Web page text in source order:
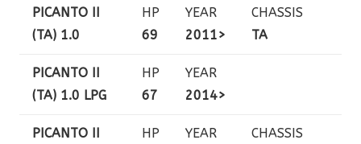
PICANTO II
(TA) 1.0
HP
69
YEAR
2011>
CHASSIS
TA
PICANTO II
(TA) 1.0 LPG
HP
67
YEAR
2014>
PICANTO II
HP
YEAR
CHASSIS